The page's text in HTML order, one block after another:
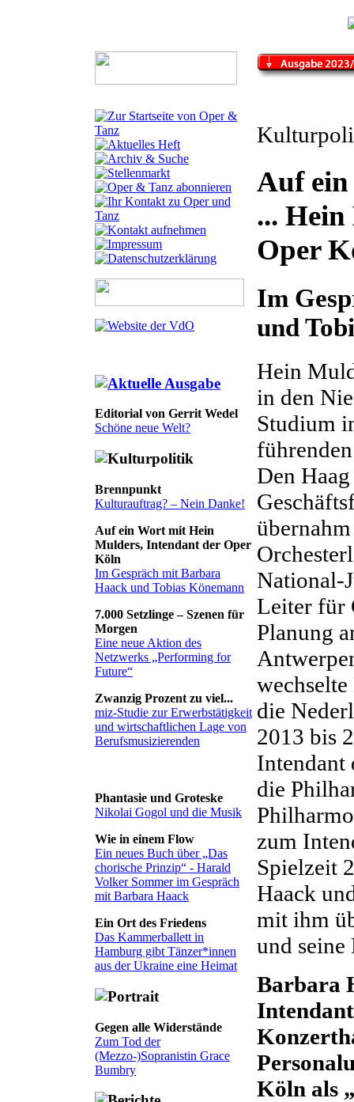
Editorial von Gerrit Wedel
Schöne neue Welt?
Brennpunkt
Kulturauftrag? – Nein Danke!
Auf ein Wort mit Hein
Mulders, Intendant der Oper
Köln
Im Gespräch mit Barbara
Haack und Tobias Könemann
7.000 Setzlinge – Szenen für
Morgen
Eine neue Aktion des
Netzwerks „Performing for
Future“
Zwanzig Prozent zu viel...
miz-Studie zur Erwerbstätigkeit
und wirtschaftlichen Lage von
Berufsmusizierenden
Phantasie und Groteske
Nikolai Gogol und die Musik
Wie in einem Flow
Ein neues Buch über „Das
chorische Prinzip“ - Harald
Volker Sommer im Gespräch
mit Barbara Haack
Ein Ort des Friedens
Das Kammerballett in
Hamburg gibt Tänzer*innen
aus der Ukraine eine Heimat
Gegen alle Widerstände
Zum Tod der
(Mezzo-)Sopranistin Grace
Bumbry
Auf
...
Oper
Im
und
Hein
in den
Studium
Den
National-
Leiter für
Planung
die
2013 bis
Intendant
die
zum
Spielzeit
Haack
mit ihm
und seine
Barbara
Köln als